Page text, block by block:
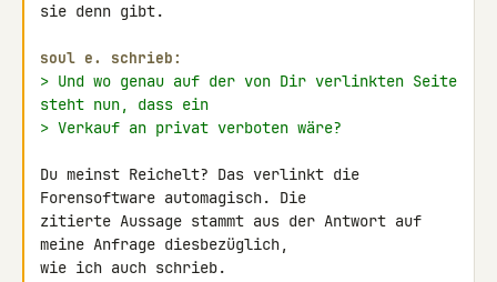
sie denn gibt.
soul e. schrieb:
> Und wo genau auf der von Dir verlinkten Seite
steht nun, dass ein
> Verkauf an privat verboten wäre?
Du meinst Reichelt? Das verlinkt die
Forensoftware automagisch. Die
zitierte Aussage stammt aus der Antwort auf
meine Anfrage diesbezüglich,
wie ich auch schrieb.